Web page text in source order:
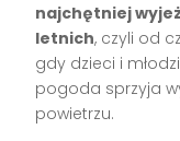
najchętniej
letnich, czyli od
gdy dzieci i
pogoda sprzyja
powietrzu.